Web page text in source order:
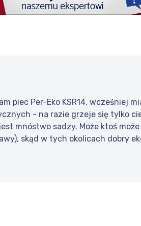
piec Per-Eko KSR14, wcześniej
- na razie grzeje się tylko
mnóstwo sadzy. Może ktoś
skąd w tych okolicach dobry